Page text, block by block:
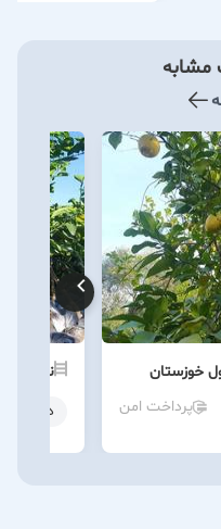
مشابه
خوزستان
پرداخت امن
نهال
دزفول